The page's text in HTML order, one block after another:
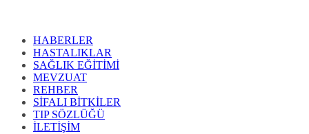
HABERLER
HASTALIKLAR
SAĞLIK EĞİTİMİ
MEVZUAT
REHBER
SİFALI BİTKİLER
TIP SÖZLÜĞÜ
İLETİŞİM